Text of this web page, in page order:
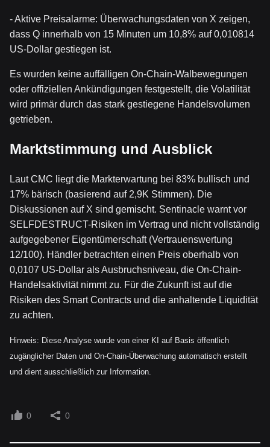
- Aktive Preisalarme: Überwachungsdaten von X zeigen,
dass Q innerhalb von 15 Minuten um 10,8% auf 0,010814
US-Dollar gestiegen ist.
Es wurden keine auffälligen On-Chain-Walbewegungen
oder offiziellen Ankündigungen festgestellt, die Volatilität
wird primär durch das stark gestiegene Handelsvolumen
getrieben.
Marktstimmung und Ausblick
Laut CMC liegt die Markterwartung bei 83% bullisch und
17% bärisch (basierend auf 2,9K Stimmen). Die
Diskussionen auf X sind gemischt. Sentinacle warnt vor
SELFDESTRUCT-Risiken im Vertrag und nicht vollständig
aufgegebener Eigentümerschaft (Vertrauenswertung
12/100). Händler betrachten einen Preis oberhalb von
0,0107 US-Dollar als Ausbruchsniveau, die On-Chain-
Handelsaktivität nimmt zu. Für die Zukunft ist auf die
Risiken des Smart Contracts und die anhaltende Liquidität
zu achten.
Hinweis: Diese Analyse wurde von einer KI auf Basis öffentlich
zugänglicher Daten und On-Chain-Überwachung automatisch erstellt
und dient ausschließlich zur Information.
0 0